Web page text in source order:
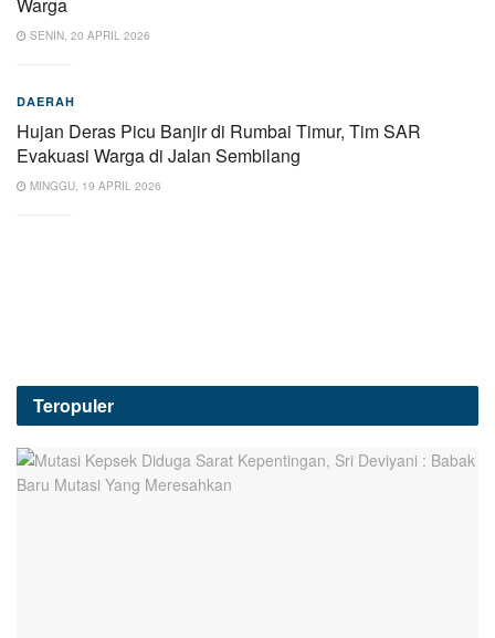
Warga
SENIN, 20 APRIL 2026
DAERAH
Hujan Deras Picu Banjir di Rumbai Timur, Tim SAR
Evakuasi Warga di Jalan Sembilang
MINGGU, 19 APRIL 2026
Teropuler